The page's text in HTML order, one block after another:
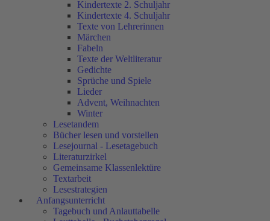
Kindertexte 2. Schuljahr
Kindertexte 4. Schuljahr
Texte von Lehrerinnen
Märchen
Fabeln
Texte der Weltliteratur
Gedichte
Sprüche und Spiele
Lieder
Advent, Weihnachten
Winter
Lesetandem
Bücher lesen und vorstellen
Lesejournal - Lesetagebuch
Literaturzirkel
Gemeinsame Klassenlektüre
Textarbeit
Lesestrategien
Anfangsunterricht
Tagebuch und Anlauttabelle